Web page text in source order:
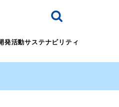
発活動サステナビリティ